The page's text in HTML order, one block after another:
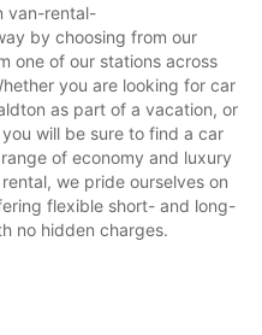
van-rental-
by choosing from our
one of our stations across
you are looking for car
as part of a vacation, or
will be sure to find a car
of economy and luxury
we pride ourselves on
flexible short- and long-
no hidden charges.